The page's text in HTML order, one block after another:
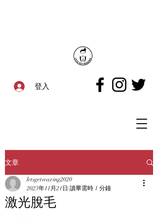
登入
文章
激光脫毛
letsgetwaxing2020
2023年11月21日 讀畢需時 1 分鐘